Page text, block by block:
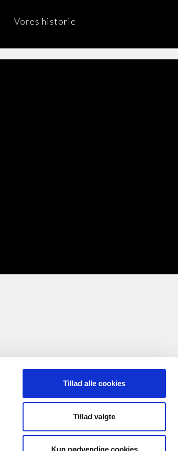
Tillad alle cookies
Tillad valgte
Kun nødvendige cookies
Vores historie